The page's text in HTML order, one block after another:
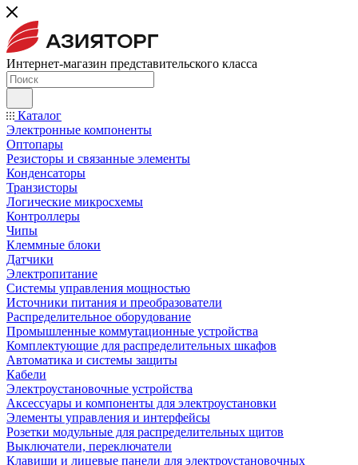
Интернет-магазин представительского класса
Каталог
Электронные компоненты
Оптопары
Резисторы и связанные элементы
Конденсаторы
Транзисторы
Логические микросхемы
Контроллеры
Чипы
Клеммные блоки
Датчики
Электропитание
Системы управления мощностью
Источники питания и преобразователи
Распределительное оборудование
Промышленные коммутационные устройства
Комплектующие для распределительных шкафов
Автоматика и системы защиты
Кабели
Электроустановочные устройства
Аксессуары и компоненты для электроустановки
Элементы управления и интерфейсы
Розетки модульные для распределительных щитов
Выключатели, переключатели
Клавиши и лицевые панели для электроустановочных